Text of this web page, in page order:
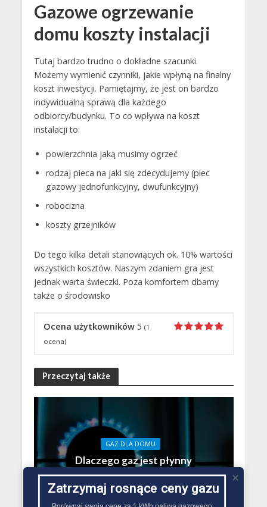
Gazowe ogrzewanie
domu koszty instalacji
Tutaj bardzo trudno o dokładne szacunki.
Możemy wymienić czynniki, jakie wpłyną na finalny
koszt inwestycji. Pamiętajmy, że jest on bardzo
indywidualną sprawą dla każdego
odbiorcy/budynku. To co wpływa na koszt
instalacji to:
powierzchnia jaką musimy ogrzeć
rodzaj pieca na jaki się zdecydujemy (piec
gazowy jednofunkcyjny, dwufunkcyjny)
robocizna
koszty grzejników
Do tego kilka detali stanowiących ok. 10% wartości
wszystkich kosztów. Naszym zdaniem gra jest
jednak warta świeczki. Poza komfortem dbamy
także o środowisko
Ocena użytkowników 5 (1
ocena)
Przeczytaj także
GAZ DLA DOMU
Dlaczego gaz jest płynny
18 grudnia 2021
Redakcja Zmiana Sprzedawcy Gazu
Zatrzymaj rosnące ceny gazu